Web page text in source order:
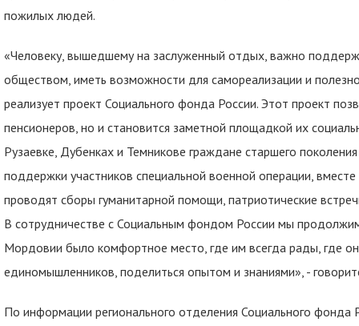
пожилых людей.
«Человеку, вышедшему на заслуженный отдых, важно
обществом, иметь возможности для самореализации и
реализует проект Социального фонда России. Этот проект
пенсионеров, но и становится заметной площадкой их
Рузаевке, Дубенках и Темникове граждане старшего
поддержки участников специальной военной операции,
проводят сборы гуманитарной помощи, патриотические
В сотрудничестве с Социальным фондом России мы
Мордовии было комфортное место, где им всегда рады, где
единомышленников, поделиться опытом и знаниями», -
По информации регионального отделения Социального